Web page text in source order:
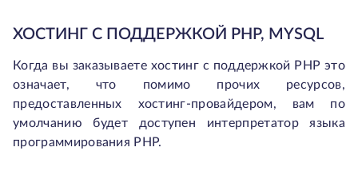
ХОСТИНГ С ПОДДЕРЖКОЙ PHP, MYSQL
Когда вы заказываете хостинг с поддержкой PHP это
означает, что помимо прочих ресурсов,
предоставленных хостинг-провайдером, вам по
умолчанию будет доступен интерпретатор языка
программирования PHP.